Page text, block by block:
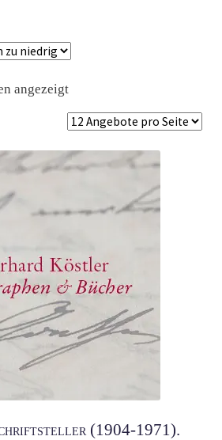
angezeigtNach
sortiert:
(1904-1971).